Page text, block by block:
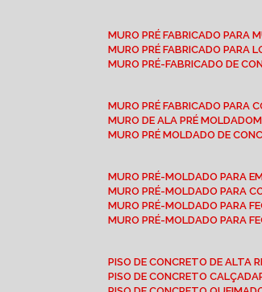
MURO PRÉ FABRICADO PARA
MURO PRÉ FABRICADO PARA
MURO PRÉ-FABRICADO DE
MURO PRÉ FABRICADO PARA
MURO DE ALA PRÉ MOLDADO
MURO PRÉ MOLDADO DE
MURO PRÉ-MOLDADO PARA
MURO PRÉ-MOLDADO PARA
MURO PRÉ-MOLDADO PARA
MURO PRÉ-MOLDADO PARA
PISO DE CONCRETO DE ALTA
PISO DE CONCRETO CALÇADA